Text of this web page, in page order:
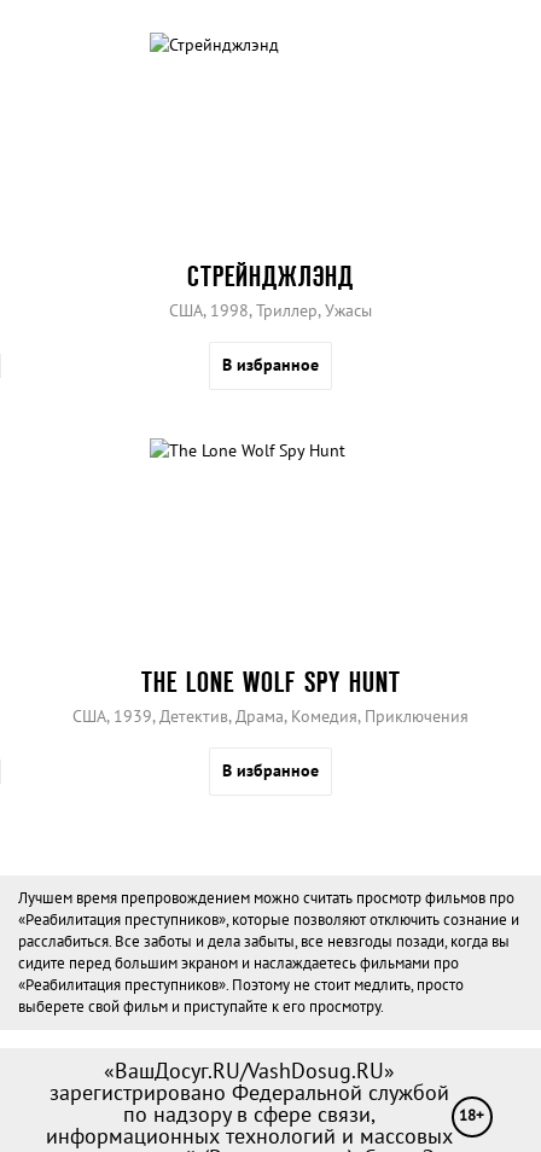
СТРЕЙНДЖЛЭНД
США, 1998, Триллер, Ужасы
В избранное
THE LONE WOLF SPY HUNT
США, 1939, Детектив, Драма, Комедия, Приключения
В избранное
Лучшем время препровождением можно считать просмотр фильмов про
«Реабилитация преступников», которые позволяют отключить сознание и
расслабиться. Все заботы и дела забыты, все невзгоды позади, когда вы
сидите перед большим экраном и наслаждаетесь фильмами про
«Реабилитация преступников». Поэтому не стоит медлить, просто
выберете свой фильм и приступайте к его просмотру.
«ВашДосуг.RU/VashDosug.RU»
зарегистрировано Федеральной службой
по надзору в сфере связи,
информационных технологий и массовых
18+